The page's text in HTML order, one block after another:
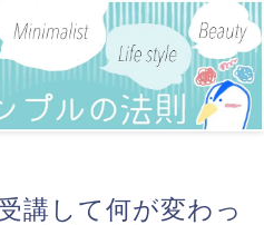
講して何が変わっ